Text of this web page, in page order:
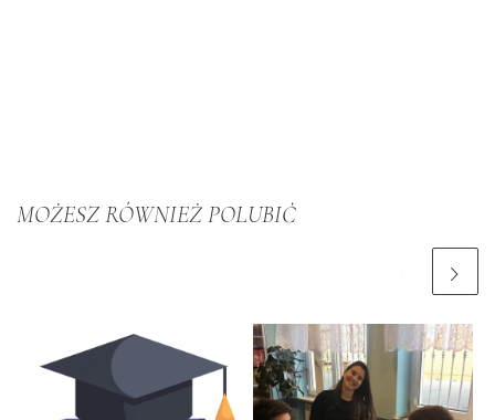
MOŻESZ RÓWNIEŻ POLUBIĆ